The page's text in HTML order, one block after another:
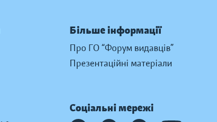
Більше інформації
Про ГО “Форум видавців”
Презентаційні матеріали
Соціальні мережі